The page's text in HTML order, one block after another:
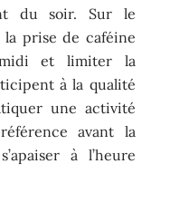
du soir. Sur le
prise de caféine
midi et limiter la
à la qualité
une activité
avant la
à l’heure